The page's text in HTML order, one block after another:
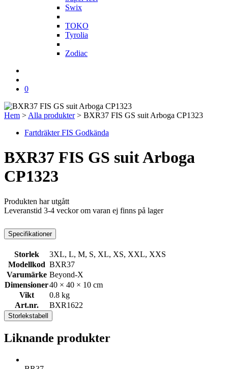
Swix
TOKO
Tyrolia
Zodiac
0
Hem > Alla produkter> BXR37 FIS GS suit Arboga CP1323
Fartdräkter FIS Godkända
BXR37 FIS GS suit Arboga
CP1323
Produkten har utgått
Leveranstid 3-4 veckor om varan ej finns på lager
Specifikationer
Storlek
3XL, L, M, S, XL, XS, XXL, XXS
Modellkod BXR37
Varumärke Beyond-X
Dimensioner40 × 40 × 10 cm
Vikt
0.8 kg
Art.nr.
BXR1622
Storlekstabell
Liknande produkter